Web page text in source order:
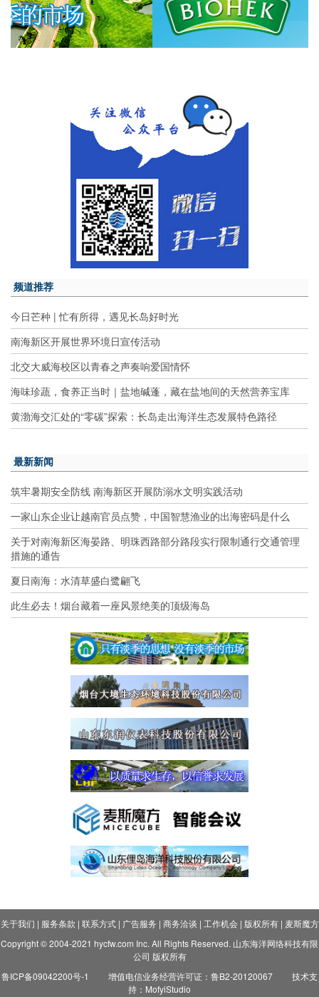
频道推荐
今日芒种 | 忙有所得，遇见长岛好时光
南海新区开展世界环境日宣传活动
北交大威海校区以青春之声奏响爱国情怀
海味珍蔬，食养正当时｜盐地碱蓬，藏在盐地间的天然营养宝库
黄渤海交汇处的“零碳”探索：长岛走出海洋生态发展特色路径
最新新闻
筑牢暑期安全防线 南海新区开展防溺水文明实践活动
一家山东企业让越南官员点赞，中国智慧渔业的出海密码是什么
关于对南海新区海晏路、明珠西路部分路段实行限制通行交通管理
措施的通告
夏日南海：水清草盛白鹭翩飞
此生必去！烟台藏着一座风景绝美的顶级海岛
关于我们 | 服务条款 | 联系方式| 广告服务 | 商务洽谈 | 工作机会| 版权所有| 麦斯魔方
Copyright © 2004-2021 hycfw.com Inc. All Rights Reserved. 山东海洋网络科技有限
公司 版权所有
鲁ICP备09042200号-1
增值电信业务经营许可证：鲁B2-20120067
技术支
持：MofyiStudio